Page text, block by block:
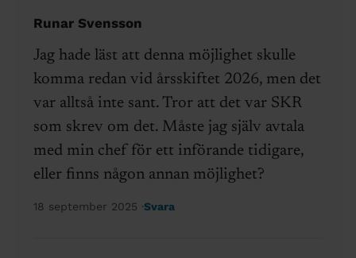
Runar Svensson
Jag hade läst att denna möjlighet skulle
komma redan vid årsskiftet 2026, men det
var alltså inte sant. Tror att det var SKR
som skrev om det. Måste jag själv avtala
med min chef för ett införande tidigare,
eller finns någon annan möjlighet?
18 september 2025 Svara